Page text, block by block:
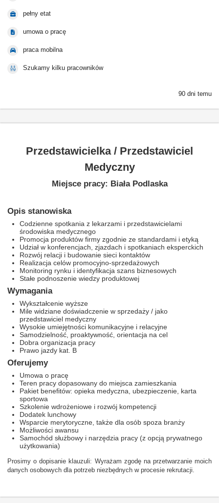
pełny etat
umowa o pracę
praca mobilna
Szukamy kilku pracowników
90 dni temu
Przedstawicielka / Przedstawiciel
Medyczny
Miejsce pracy: Biała Podlaska
Opis stanowiska
Codzienne spotkania z lekarzami i przedstawicielami
środowiska medycznego
Promocja produktów firmy zgodnie ze standardami i etyką
Udział w konferencjach, zjazdach i spotkaniach eksperckich
Rozwój relacji i budowanie sieci kontaktów
Realizacja celów promocyjno-sprzedażowych
Monitoring rynku i identyfikacja szans biznesowych
Stałe podnoszenie wiedzy produktowej
Wymagania
Wykształcenie wyższe
Mile widziane doświadczenie w sprzedaży / jako
przedstawiciel medyczny
Wysokie umiejętności komunikacyjne i relacyjne
Samodzielność, proaktywność, orientacja na cel
Dobra organizacja pracy
Prawo jazdy kat. B
Oferujemy
Umowa o pracę
Teren pracy dopasowany do miejsca zamieszkania
Pakiet benefitów: opieka medyczna, ubezpieczenie, karta
sportowa
Szkolenie wdrożeniowe i rozwój kompetencji
Dodatek lunchowy
Wsparcie merytoryczne, także dla osób spoza branży
Możliwości awansu
Samochód służbowy i narzędzia pracy (z opcją prywatnego
użytkowania)
Prosimy o dopisanie klauzuli: Wyrażam zgodę na przetwarzanie moich
danych osobowych dla potrzeb niezbędnych w procesie rekrutacji.